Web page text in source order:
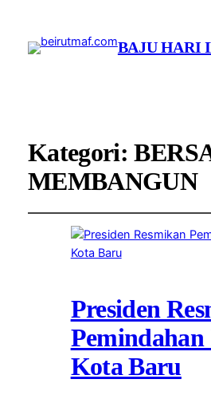
BAJU HARI
Kategori:
MEMBANGUN
Presiden
Kota Baru